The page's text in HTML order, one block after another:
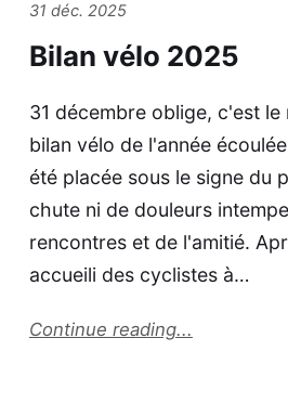
31 déc. 2025
Bilan vélo 2025
31 décembre oblige, c'est le
bilan vélo de l'année
été placée sous le signe du
chute ni de douleurs
rencontres et de l'amitié.
accueili des cyclistes à…
Continue reading...